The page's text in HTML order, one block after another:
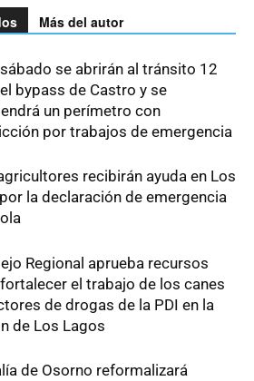
Más del autor
se abrirán al tránsito 12
bypass de Castro y se
un perímetro con
por trabajos de emergencia
recibirán ayuda en Los
la declaración de emergencia
Regional aprueba recursos
el trabajo de los canes
de drogas de la PDI en la
de Los Lagos
de Osorno reformalizará